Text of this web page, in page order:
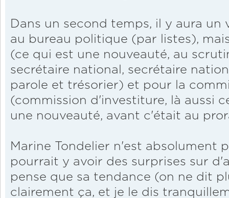
Dans un second temps, il y aura
au bureau politique (par listes),
(ce qui est une nouveauté, au
secrétaire national, secrétaire
parole et trésorier) et pour la
(commission d'investiture, là aussi
une nouveauté, avant c'était au
Marine Tondelier n'est absolument
pourrait y avoir des surprises sur
pense que sa tendance (on ne dit
clairement ça, et je le dis